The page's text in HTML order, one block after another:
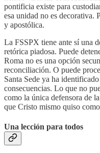
pontificia existe para
esa unidad no es decorativa.
y apostólica.
La FSSPX tiene ante sí una
retórica piadosa. Puede
Roma no es una opción
reconciliación. O puede
Santa Sede ya ha
consecuencias. Lo que no
como la única defensora de
que Cristo mismo quiso
Una lección para todos